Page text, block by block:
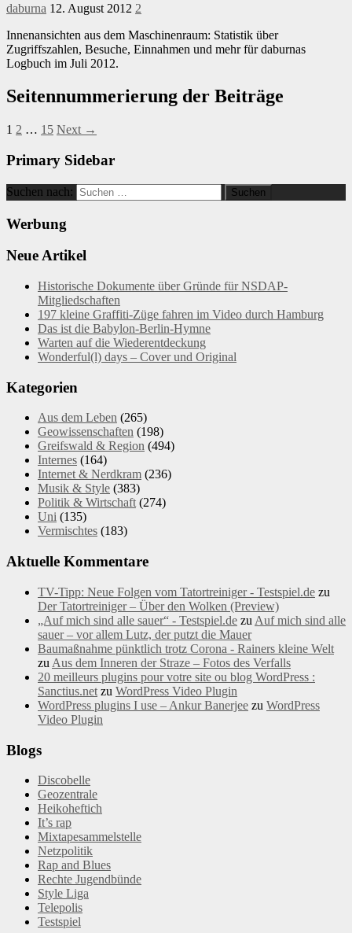
daburna 12. August 2012 2
Innenansichten aus dem Maschinenraum: Statistik über
Zugriffszahlen, Besuche, Einnahmen und mehr für daburnas
Logbuch im Juli 2012.
Seitennummerierung der Beiträge
1 2 … 15 Next →
Primary Sidebar
Suchen nach:
Werbung
Neue Artikel
Historische Dokumente über Gründe für NSDAP-
Mitgliedschaften
197 kleine Graffiti-Züge fahren im Video durch Hamburg
Das ist die Babylon-Berlin-Hymne
Warten auf die Wiederentdeckung
Wonderful(l) days – Cover und Original
Kategorien
Aus dem Leben (265)
Geowissenschaften (198)
Greifswald & Region (494)
Internes (164)
Internet & Nerdkram (236)
Musik & Style (383)
Politik & Wirtschaft (274)
Uni (135)
Vermischtes (183)
Aktuelle Kommentare
TV-Tipp: Neue Folgen vom Tatortreiniger - Testspiel.de zu
Der Tatortreiniger – Über den Wolken (Preview)
„Auf mich sind alle sauer“ - Testspiel.de zu Auf mich sind alle
sauer – vor allem Lutz, der putzt die Mauer
Baumaßnahme pünktlich trotz Corona - Rainers kleine Welt
zu Aus dem Inneren der Straze – Fotos des Verfalls
20 meilleurs plugins pour votre site ou blog WordPress :
Sanctius.net zu WordPress Video Plugin
WordPress plugins I use – Ankur Banerjee zu WordPress
Video Plugin
Blogs
Discobelle
Geozentrale
Heikoheftich
It’s rap
Mixtapesammelstelle
Netzpolitik
Rap and Blues
Rechte Jugendbünde
Style Liga
Telepolis
Testspiel